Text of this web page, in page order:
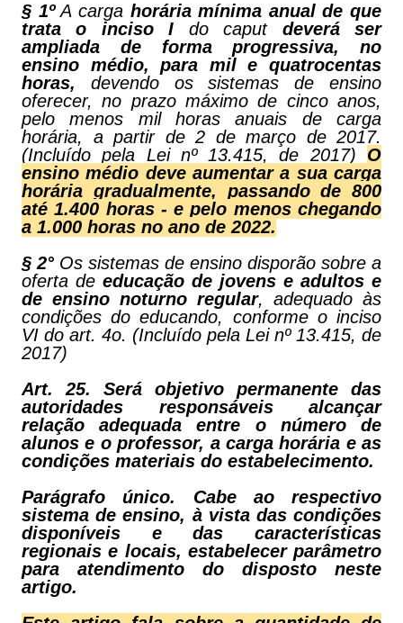
§ 1ºA carga horária mínima anual de que
trata o inciso I do caput deverá ser
ampliada de forma progressiva, no
ensino médio, para mil e quatrocentas
horas, devendo os sistemas de ensino
oferecer, no prazo máximo de cinco anos,
pelo menos mil horas anuais de carga
horária, a partir de 2 de março de 2017.
(Incluído pela Lei nº 13.415, de 2017) O
ensino médio deve aumentar a sua carga
horária gradualmente, passando de 800
até 1.400 horas - e pelo menos chegando
a 1.000 horas no ano de 2022.
§ 2° Os sistemas de ensino disporão sobre a
oferta de educação de jovens e adultos e
de ensino noturno regular, adequado às
condições do educando, conforme o inciso
VI do art. 4o. (Incluído pela Lei nº 13.415, de
2017)
Art. 25. Será objetivo permanente das
autoridades responsáveis alcançar
relação adequada entre o número de
alunos e o professor, a carga horária e as
condições materiais do estabelecimento.
Parágrafo único. Cabe ao respectivo
sistema de ensino, à vista das condições
disponíveis e das características
regionais e locais, estabelecer parâmetro
para atendimento do disposto neste
artigo.